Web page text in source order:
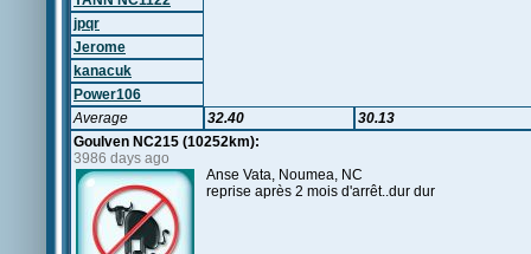
jpqr
Jerome
kanacuk
Power106
Average
32.40
30.13
Goulven NC215 (10252km):
3986 days ago
Anse Vata, Noumea, NC
reprise après 2 mois d'arrêt..dur dur